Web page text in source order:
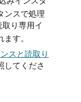
ンスで処理
取り専用イ
す。
スと読取り
してくださ